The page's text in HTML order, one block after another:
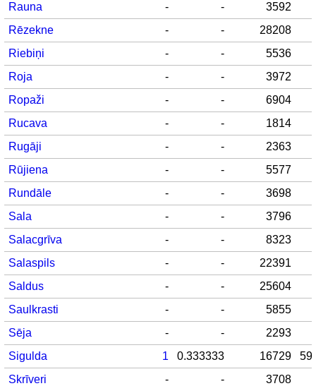
Rauna
- -
3592
Rēzekne
- -
28208
Riebiņi
- -
5536
Roja
- -
3972
Ropaži
- -
6904
Rucava
- -
1814
Rugāji
- -
2363
Rūjiena
- -
5577
Rundāle
- -
3698
Sala
- -
3796
Salacgrīva
- -
8323
Salaspils
- -
22391
Saldus
- -
25604
Saulkrasti
- -
5855
Sēja
- -
2293
Sigulda
1 0.333333 16729
Skrīveri
- -
3708